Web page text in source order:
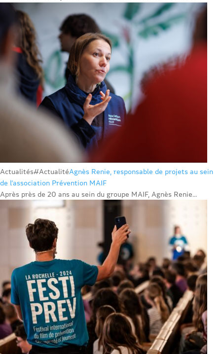
Actualités#ActualitéAgnès Renie, responsable de projets au sein
de l’association Prévention MAIF
Après près de 20 ans au sein du groupe MAIF, Agnès Renie...